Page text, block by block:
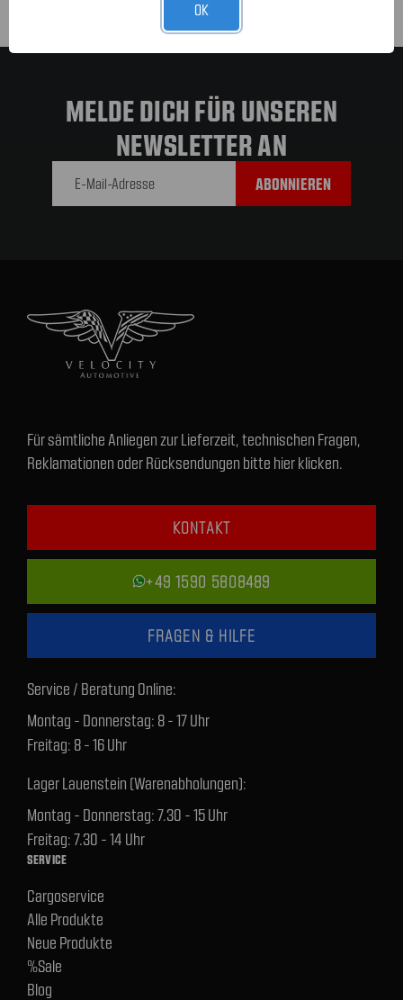
MELDE DICH FÜR UNSEREN
NEWSLETTER AN
Für sämtliche Anliegen zur Lieferzeit, technischen Fragen,
Reklamationen oder Rücksendungen bitte hier klicken.
KONTAKT
+49 1590 5808489
FRAGEN & HILFE
Service / Beratung Online:
Montag - Donnerstag: 8 - 17 Uhr
Freitag: 8 - 16 Uhr
Lager Lauenstein (Warenabholungen):
Montag - Donnerstag: 7.30 - 15 Uhr
Freitag: 7.30 - 14 Uhr
SERVICE
Cargoservice
Alle Produkte
Neue Produkte
%Sale
Blog
OK